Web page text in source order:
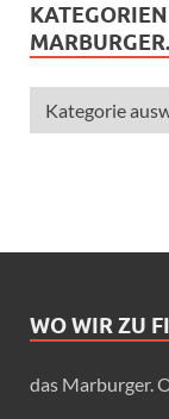
WO WIR ZU
das Marburger.